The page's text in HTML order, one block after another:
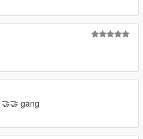
🤝🤝 gang